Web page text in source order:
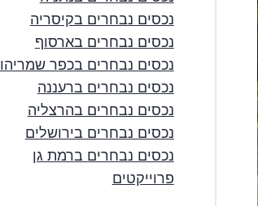
נכסים נבחרים בקיסריה
נכסים נבחרים בארסוף
נכסים נבחרים בכפר שמריהו
נכסים נבחרים ברעננה
נכסים נבחרים בהרצליה
נכסים נבחרים בירושלים
נכסים נבחרים ברמת גן
פרוייקטים